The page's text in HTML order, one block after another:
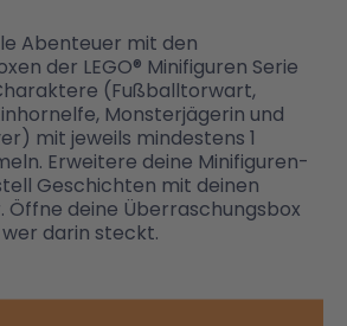
Abenteuer mit den
der LEGO® Minifiguren Serie
(Fußballtorwart,
Monsterjägerin und
mit jeweils mindestens 1
Erweitere deine Minifiguren-
Geschichten mit deinen
Öffne deine Überraschungsbox
darin steckt.